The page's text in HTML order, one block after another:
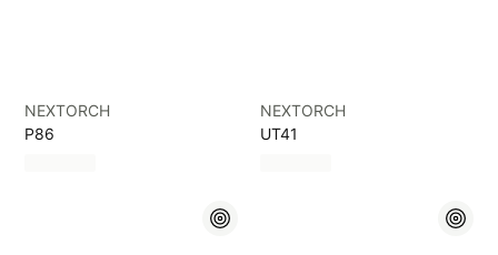
NEXTORCH
P86
NEXTORCH
UT41